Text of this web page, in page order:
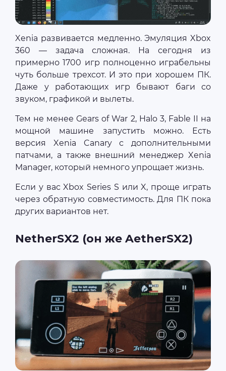
Xenia развивается медленно. Эмуляция Xbox
360 — задача сложная. На сегодня из
примерно 1700 игр полноценно играбельны
чуть больше трехсот. И это при хорошем ПК.
Даже у работающих игр бывают баги со
звуком, графикой и вылеты.
Тем не менее Gears of War 2, Halo 3, Fable II на
мощной машине запустить можно. Есть
версия Xenia Canary с дополнительными
патчами, а также внешний менеджер Xenia
Manager, который немного упрощает жизнь.
Если у вас Xbox Series S или X, проще играть
через обратную совместимость. Для ПК пока
других вариантов нет.
NetherSX2 (он же AetherSX2)